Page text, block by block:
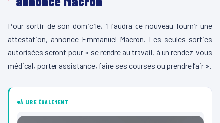
Pour sortir de son domicile, il faudra de nouveau fournir une
attestation, annonce Emmanuel Macron. Les seules sorties
autorisées seront pour « se rendre au travail, à un rendez-vous
médical, porter assistance, faire ses courses ou prendre l’air ».
À LIRE ÉGALEMENT